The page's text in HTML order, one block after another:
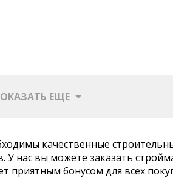
ЕЩЕ
качественные
нас вы можете заказать
приятным бонусом для всех